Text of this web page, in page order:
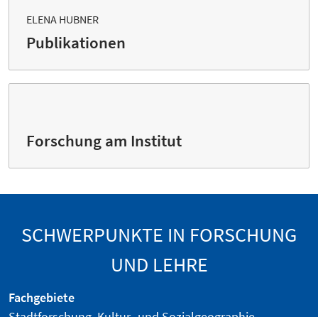
ELENA HUBNER
Publikationen
Forschung am Institut
SCHWERPUNKTE IN FORSCHUNG
UND LEHRE
Fachgebiete